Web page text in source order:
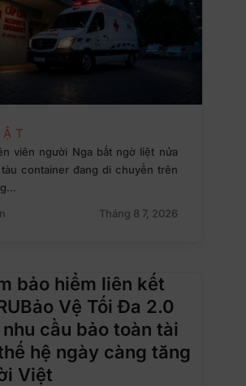
viên người Nga bất ngờ liệt nửa
container đang di chuyển trên
Tháng 8 7, 2026
bảo hiểm liên kết
Vệ Tối Đa 2.0
cầu bảo toàn tài
hệ ngày càng tăng
Việt